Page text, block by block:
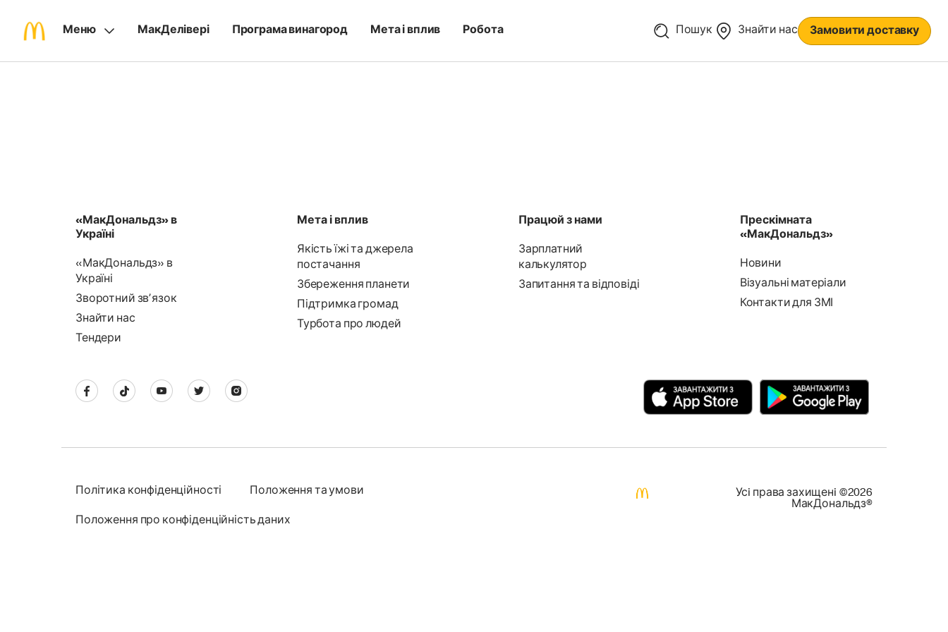
Меню МакДелівері Програма винагород Мета і вплив Робота Пошук Знайти нас Замовити доставку
«МакДональдз» в
Україні
«МакДональдз» в
Україні
Зворотний звʼязок
Знайти нас
Тендери
Мета і вплив
Якість їжі та джерела
постачання
Збереження планети
Підтримка громад
Турбота про людей
Працюй з нами
Зарплатний
калькулятор
Запитання та відповіді
Прескімната
«МакДональдз»
Новини
Візуальні матеріали
Контакти для ЗМІ
Політика конфіденційності Положення та умови
Положення про конфіденційність даних
Усi права захищенi ©2026
МакДональдз®